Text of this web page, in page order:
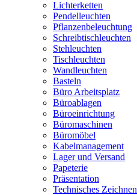
Lichterketten
Pendelleuchten
Pflanzenbeleuchtung
Schreibtischleuchten
Stehleuchten
Tischleuchten
Wandleuchten
Basteln
Büro Arbeitsplatz
Büroablagen
Büroeinrichtung
Büromaschinen
Büromöbel
Kabelmanagement
Lager und Versand
Papeterie
Präsentation
Technisches Zeichnen